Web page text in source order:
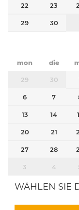
22 23
29 30
mon die
29 30
6 7
13 14
20 21
27 28
3 4
WÄHLEN SIE